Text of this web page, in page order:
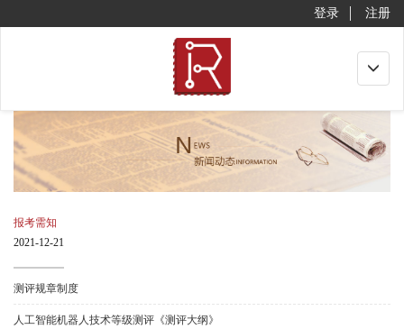
登录 注册
Toggle
报考需知
2021-12-21
测评规章制度
人工智能机器人技术等级测评《测评大纲》